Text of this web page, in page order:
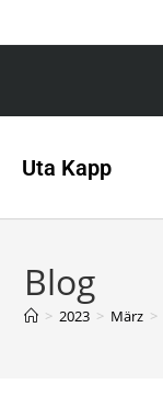
Uta Kapp
Blog
> 2023 > März >